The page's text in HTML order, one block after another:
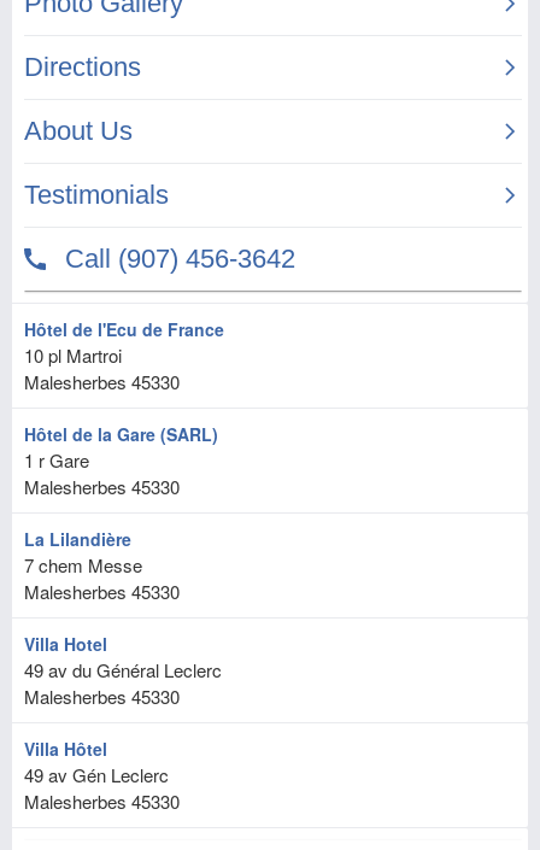
Hôtel de l'Ecu de France
10 pl Martroi
Malesherbes 45330
Hôtel de la Gare (SARL)
1 r Gare
Malesherbes 45330
La Lilandière
7 chem Messe
Malesherbes 45330
Villa Hotel
49 av du Général Leclerc
Malesherbes 45330
Villa Hôtel
49 av Gén Leclerc
Malesherbes 45330